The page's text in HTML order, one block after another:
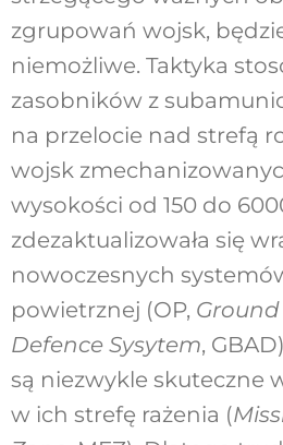
zgrupowań wojsk,
niemożliwe. Taktyka
zasobników z
na przelocie nad strefą
wojsk
wysokości od 150 do
zdezaktualizowała się
nowoczesnych
powietrznej (OP,
Defence Sysytem,
są niezwykle skuteczne
w ich strefę rażenia (